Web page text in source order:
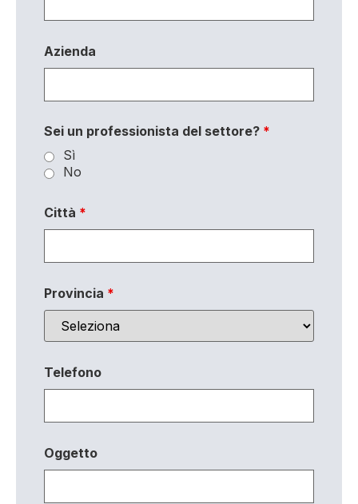
Azienda
Sei un professionista del settore? *
Sì
No
Città *
Provincia *
Telefono
Oggetto